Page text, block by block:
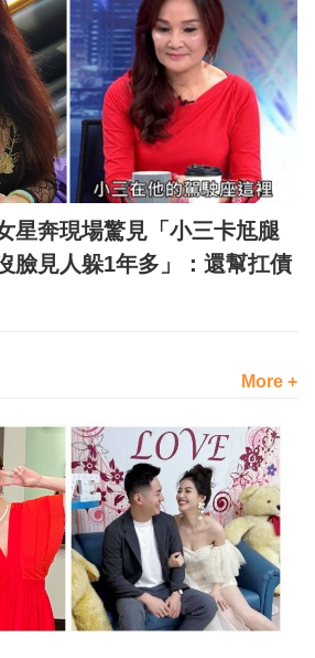
星奔現場驚見「小三卡尪腿
見人躲1年多」：還幫扛債
More +